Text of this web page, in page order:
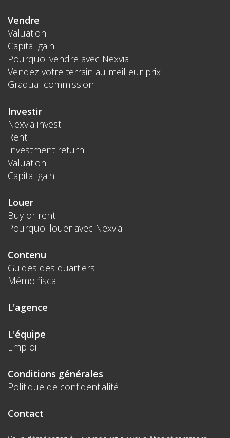
Vendre
Valuation
Capital gain
Pourquoi vendre avec Nexvia
Vendez votre terrain au meilleur prix
Gradual commission
Investir
Nexvia invest
Rent
Investment return
Valuation
Capital gain
Louer
Buy or rent
Pourquoi louer avec Nexvia
Contenu
Guides des quartiers
Mémo fiscal
L'agence
L'équipe
Emploi
Conditions générales
Politique de confidentialité
Contact